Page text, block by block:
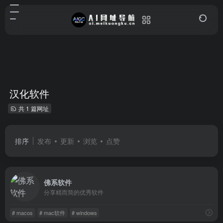
汉化软件
共 1 篇网址
排序 发布 更新 浏览 点赞
佛系软件
分享精而简的优秀软件
# macos # mac软件 # windows